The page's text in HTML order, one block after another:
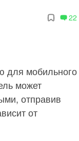
22
для мобильного
может
отправив
от